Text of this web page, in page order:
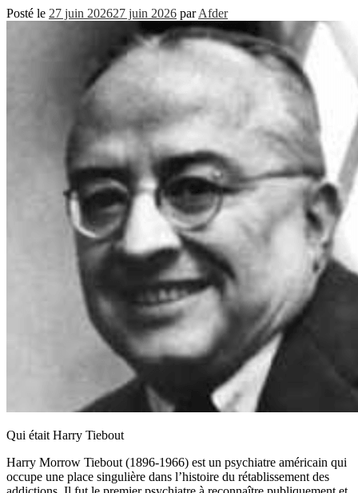
Posté le 27 juin 202627 juin 2026 parAfder
Qui était Harry Tiebout
Harry Morrow Tiebout (1896-1966) est un psychiatre américain qui
occupe une place singulière dans l’histoire du rétablissement des